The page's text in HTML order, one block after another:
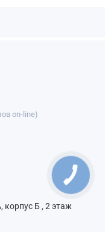
on-line)
корпус Б , 2 этаж